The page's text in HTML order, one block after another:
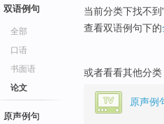
双语例句
全部
口语
书面语
论文
原声例句
当前分类下找不到
查看双语例句下的
或者看看其他分类
原声例